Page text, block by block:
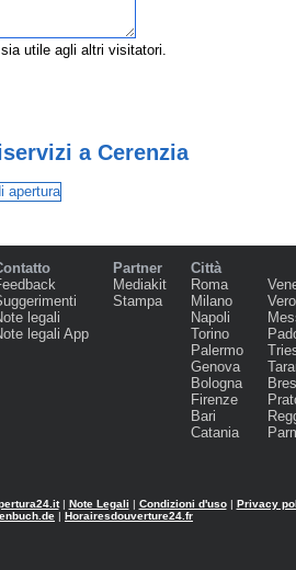
utile agli altri visitatori.
a Cerenzia
legali
legali App
Partner
Mediakit
Stampa
Città
Roma
Milano
Napoli
Torino
Palermo
Genova
Bologna
Firenze
Bari
Catania
| Note Legali | Condizioni d'uso| Privacy
| Horairesdouverture24.fr